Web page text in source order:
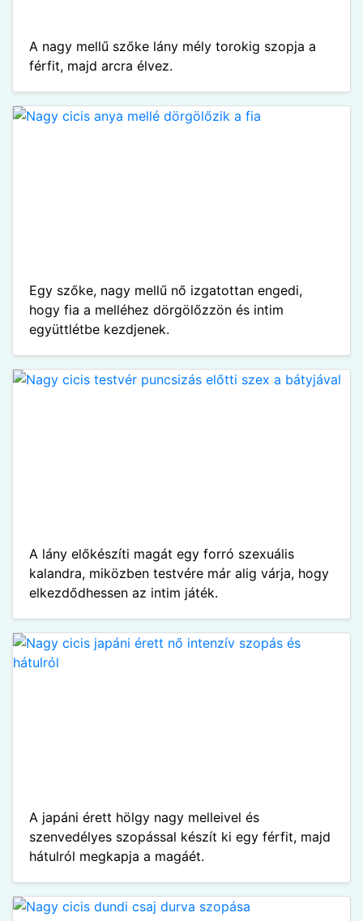
A nagy mellű szőke lány mély torokig szopja a
férfit, majd arcra élvez.
Egy szőke, nagy mellű nő izgatottan engedi,
hogy fia a melléhez dörgölőzzön és intim
együttlétbe kezdjenek.
A lány előkészíti magát egy forró szexuális
kalandra, miközben testvére már alig várja, hogy
elkezdődhessen az intim játék.
A japáni érett hölgy nagy melleivel és
szenvedélyes szopással készít ki egy férfit, majd
hátulról megkapja a magáét.